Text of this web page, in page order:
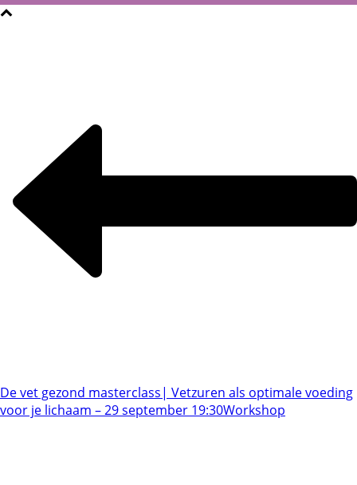
De vet gezond masterclass| Vetzuren als optimale voeding
voor je lichaam – 29 september 19:30Workshop